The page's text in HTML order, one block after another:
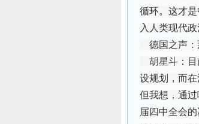
循环。这才
入人类现代政
德国之声
胡星斗：目
设规划，而
但我想，通
届四中全会